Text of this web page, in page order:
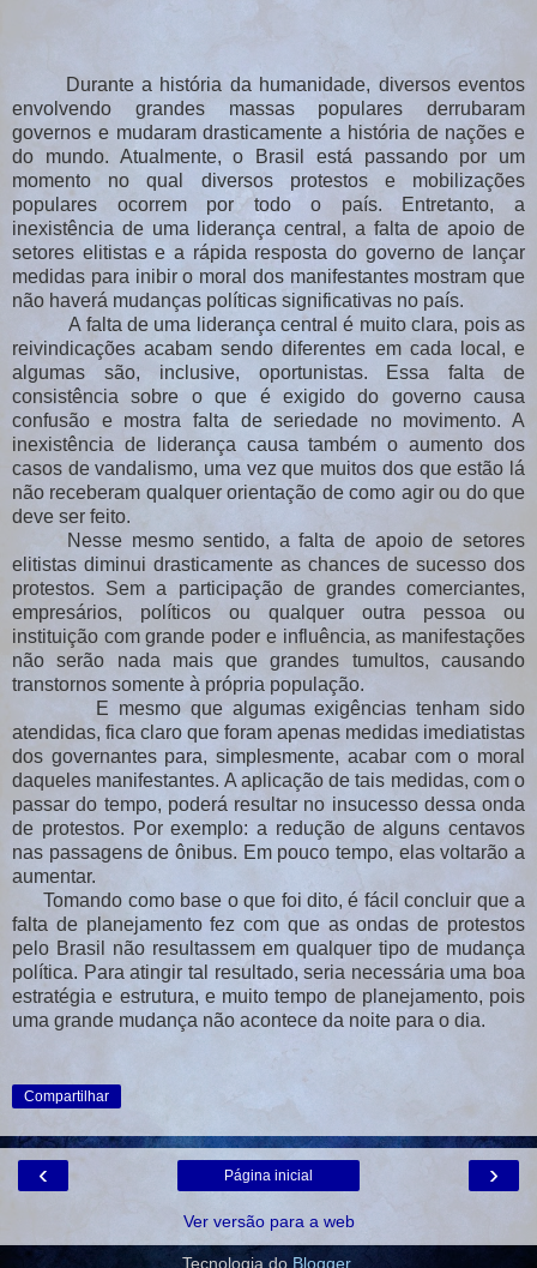
Durante a história da humanidade, diversos eventos
envolvendo grandes massas populares derrubaram
governos e mudaram drasticamente a história de nações e
do mundo. Atualmente, o Brasil está passando por um
momento no qual diversos protestos e mobilizações
populares ocorrem por todo o país. Entretanto, a
inexistência de uma liderança central, a falta de apoio de
setores elitistas e a rápida resposta do governo de lançar
medidas para inibir o moral dos manifestantes mostram que
não haverá mudanças políticas significativas no país.
A falta de uma liderança central é muito clara, pois as
reivindicações acabam sendo diferentes em cada local, e
algumas são, inclusive, oportunistas. Essa falta de
consistência sobre o que é exigido do governo causa
confusão e mostra falta de seriedade no movimento. A
inexistência de liderança causa também o aumento dos
casos de vandalismo, uma vez que muitos dos que estão lá
não receberam qualquer orientação de como agir ou do que
deve ser feito.
Nesse mesmo sentido, a falta de apoio de setores
elitistas diminui drasticamente as chances de sucesso dos
protestos. Sem a participação de grandes comerciantes,
empresários, políticos ou qualquer outra pessoa ou
instituição com grande poder e influência, as manifestações
não serão nada mais que grandes tumultos, causando
transtornos somente à própria população.
E mesmo que algumas exigências tenham sido
atendidas, fica claro que foram apenas medidas imediatistas
dos governantes para, simplesmente, acabar com o moral
daqueles manifestantes. A aplicação de tais medidas, com o
passar do tempo, poderá resultar no insucesso dessa onda
de protestos. Por exemplo: a redução de alguns centavos
nas passagens de ônibus. Em pouco tempo, elas voltarão a
aumentar.
Tomando como base o que foi dito, é fácil concluir que a
falta de planejamento fez com que as ondas de protestos
pelo Brasil não resultassem em qualquer tipo de mudança
política. Para atingir tal resultado, seria necessária uma boa
estratégia e estrutura, e muito tempo de planejamento, pois
uma grande mudança não acontece da noite para o dia.
Compartilhar
‹ ›
Página inicial
Ver versão para a web
Tecnologia do Blogger.